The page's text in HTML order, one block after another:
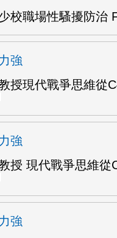
校職場性騷擾防治
強
授現代戰爭思維從
強
授 現代戰爭思維從
強